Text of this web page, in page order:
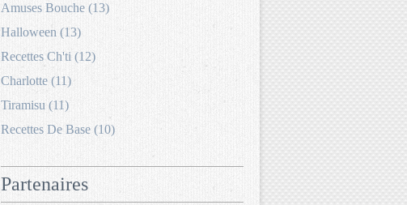
Amuses Bouche (13)
Halloween (13)
Recettes Ch'ti (12)
Charlotte (11)
Tiramisu (11)
Recettes De Base (10)
Partenaires